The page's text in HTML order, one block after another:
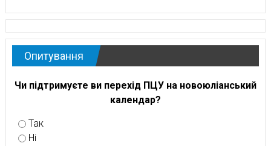
Опитування
Чи підтримуєте ви перехід ПЦУ на новоюліанський
календар?
Так
Ні